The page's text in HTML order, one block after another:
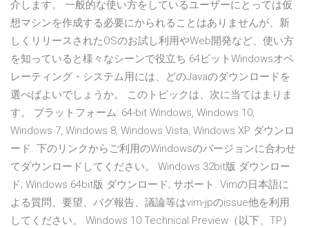
介します。 一般的な使い方をしているユーザーにとっては仮
想マシンを作成する必要にかられることはありませんが、新
しくリリースされたOSのお試し利用やWeb開発など、使い方
を知っていると様々なシーンで役立ち 64ビットWindowsオペ
レーティング・システム用には、どのJavaのダウンロードを
選べばよいでしょうか。 このトピックは、次に当てはまりま
す。 プラットフォーム: 64-bit Windows, Windows 10,
Windows 7, Windows 8, Windows Vista, Windows XP ダウンロ
ード. 下のリンクからご利用のWindowsのバージョンに合わせ
てダウンロードしてください。 Windows 32bit版 ダウンロー
ド; Windows 64bit版 ダウンロード; サポート. Vimの日本語に
よる質問、要望、バグ報告、議論等はvim-jpのissue他を利用
してください。 Windows 10 Technical Preview（以下、TP）